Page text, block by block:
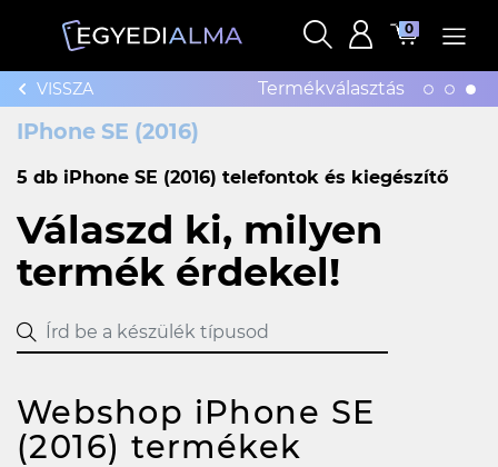
0
VISSZA Termékválasztás
IPhone SE (2016)
5 db iPhone SE (2016) telefontok és kiegészítő
Válaszd ki, milyen
termék érdekel!
Webshop iPhone SE
(2016) termékek